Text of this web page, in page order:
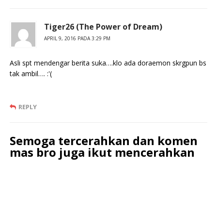
Tiger26 (The Power of Dream)
APRIL 9, 2016 PADA 3:29 PM
Asli spt mendengar berita suka….klo ada doraemon skrgpun bs
tak ambil…. :'(
REPLY
Semoga tercerahkan dan komen
mas bro juga ikut mencerahkan